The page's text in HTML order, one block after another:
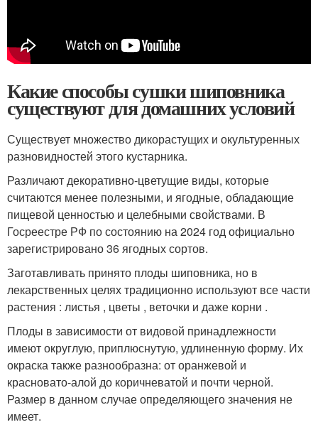
Какие способы сушки шиповника
существуют для домашних условий
Существует множество дикорастущих и окультуренных
разновидностей этого кустарника.
Различают декоративно-цветущие виды, которые
считаются менее полезными, и ягодные, обладающие
пищевой ценностью и целебными свойствами. В
Госреестре РФ по состоянию на 2024 год официально
зарегистрировано 36 ягодных сортов.
Заготавливать принято плоды шиповника, но в
лекарственных целях традиционно используют все части
растения : листья , цветы , веточки и даже корни .
Плоды в зависимости от видовой принадлежности
имеют округлую, приплюснутую, удлиненную форму. Их
окраска также разнообразна: от оранжевой и
красновато-алой до коричневатой и почти черной.
Размер в данном случае определяющего значения не
имеет.